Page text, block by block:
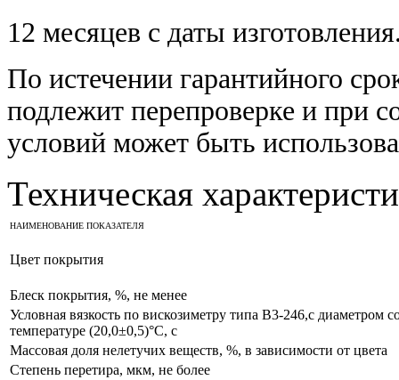
12 месяцев с даты
По истечении гарантийного
подлежит перепроверке и при
условий может быть
Техническая
НАИМЕНОВАНИЕ ПОКАЗАТЕЛЯ
Цвет покрытия
Блеск покрытия, %, не менее
Условная вязкость по вискозиметру типа В3-246,с диаметром
температуре (20,0±0,5)°С, с
Массовая доля нелетучих веществ, %, в зависимости от цвета
Степень перетира, мкм, не более